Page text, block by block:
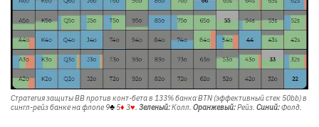
Стратегия защиты BB против конт-бета в 133% банка BTN (эффективный стек 50bb) в
сингл-рейз банке на флопе 9♣5♦ 3♥. Зеленый:Колл. Оранжевый:Рейз. Синий:Фолд.